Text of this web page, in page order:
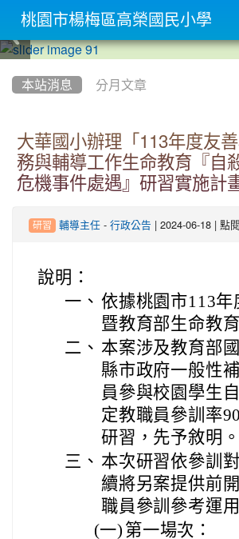
本站消息 分月文章
大華國小辦理「113年度友
務與輔導工作生命教育『自
危機事件處遇』研習實施計
研習 輔導主任- 行政公告 | 2024-06-18 | 點
說明：
一、 依據桃園市113
暨教育部生命教
二、 本案涉及教育部
縣市政府一般性
員參與校園學生
定教職員參訓率
研習，先予敘明。
三、 本次研習依參訓
續將另案提供前
職員參訓參考運
(一) 第一場次：
桃園市楊梅區高榮國民小學